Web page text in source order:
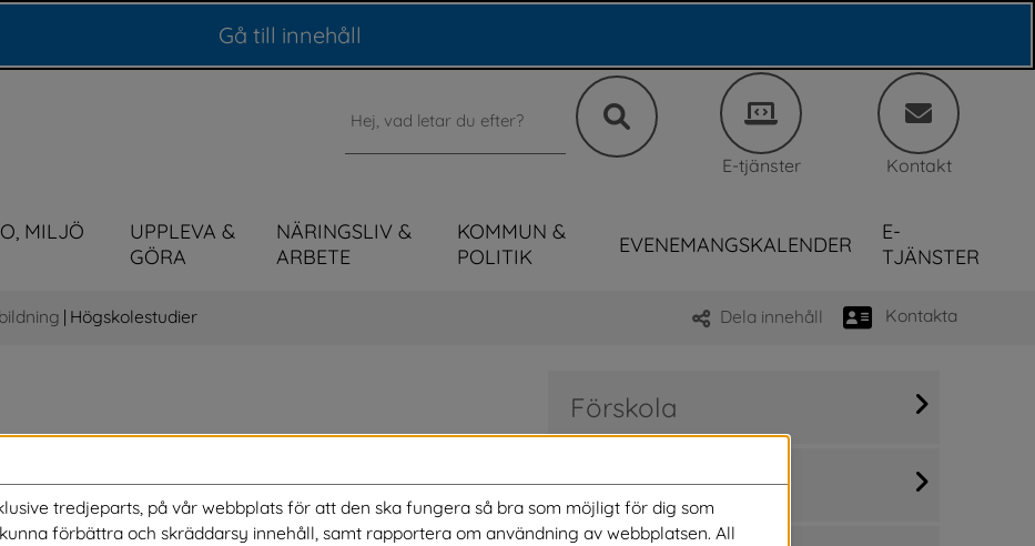
Gå till innehåll
Sök
E-tjänster Kontakt
MILJÖ
UPPLEVA &
GÖRA
NÄRINGSLIV &
ARBETE
KOMMUN &
POLITIK
EVENEMANGSKALENDER
E-
TJÄNSTER
| Högskolestudier Dela innehåll Kontakta
basår mot Borås Högskola på Lärcentrum i
Förskola
Fritidshem
tredjeparts, på vår webbplats för att den ska fungera så bra som möjligt för dig som
förbättra och skräddarsy innehåll, samt rapportera om användning av webbplatsen. All